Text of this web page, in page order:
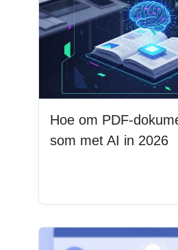
Hoe om PDF-
som met AI in 2026